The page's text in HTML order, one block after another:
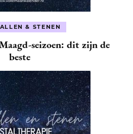
& STENEN
seizoen: dit zijn de
beste